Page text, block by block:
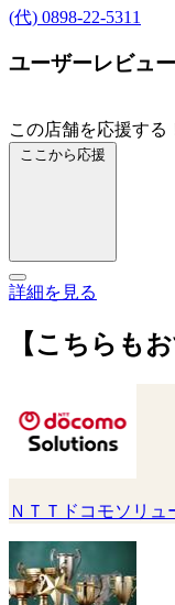
(代) 0898-22-5311
ユーザーレビュー
この店舗を応援する
ここから応援
詳細を見る
【こちらも
ＮＴＴドコモソリ